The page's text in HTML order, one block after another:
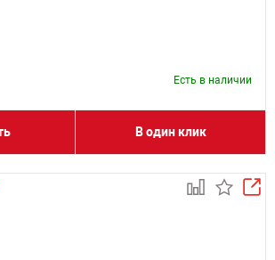
Есть в наличии
В один клик